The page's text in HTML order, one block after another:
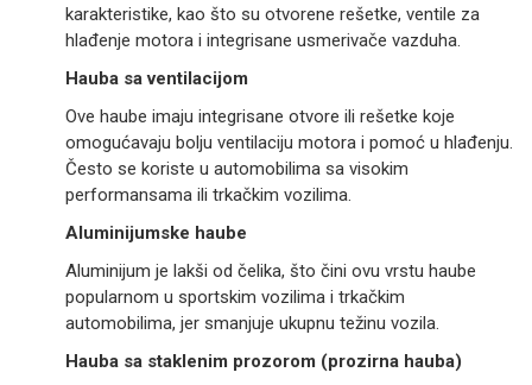
karakteristike, kao što su otvorene rešetke, ventile za
hlađenje motora i integrisane usmerivače vazduha.
Hauba sa ventilacijom
Ove haube imaju integrisane otvore ili rešetke koje
omogućavaju bolju ventilaciju motora i pomoć u hlađenju.
Često se koriste u automobilima sa visokim
performansama ili trkačkim vozilima.
Aluminijumske haube
Aluminijum je lakši od čelika, što čini ovu vrstu haube
popularnom u sportskim vozilima i trkačkim
automobilima, jer smanjuje ukupnu težinu vozila.
Hauba sa staklenim prozorom (prozirna hauba)